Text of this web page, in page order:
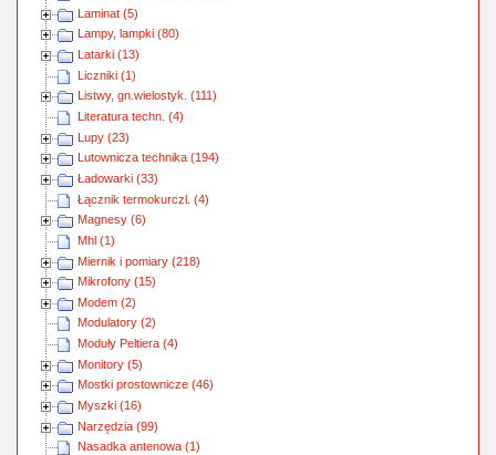
Laminat (5)
Lampy, lampki (80)
Latarki (13)
Liczniki (1)
Listwy, gn.wielostyk. (111)
Literatura techn. (4)
Lupy (23)
Lutownicza technika (194)
Ładowarki (33)
Łącznik termokurczl. (4)
Magnesy (6)
Mhl (1)
Miernik i pomiary (218)
Mikrofony (15)
Modem (2)
Modulatory (2)
Moduły Peltiera (4)
Monitory (5)
Mostki prostownicze (46)
Myszki (16)
Narzędzia (99)
Nasadka antenowa (1)